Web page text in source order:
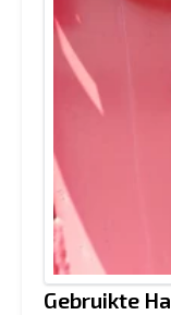
Gebruikte